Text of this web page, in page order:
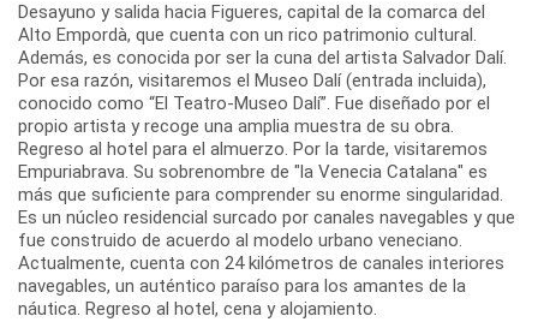
Desayuno y salida hacia Figueres, capital de la comarca del
Alto Empordà, que cuenta con un rico patrimonio cultural.
Además, es conocida por ser la cuna del artista Salvador Dalí.
Por esa razón, visitaremos el Museo Dalí (entrada incluida),
conocido como “El Teatro-Museo Dalí”. Fue diseñado por el
propio artista y recoge una amplia muestra de su obra.
Regreso al hotel para el almuerzo. Por la tarde, visitaremos
Empuriabrava. Su sobrenombre de "la Venecia Catalana" es
más que suficiente para comprender su enorme singularidad.
Es un núcleo residencial surcado por canales navegables y que
fue construido de acuerdo al modelo urbano veneciano.
Actualmente, cuenta con 24 kilómetros de canales interiores
navegables, un auténtico paraíso para los amantes de la
náutica. Regreso al hotel, cena y alojamiento.